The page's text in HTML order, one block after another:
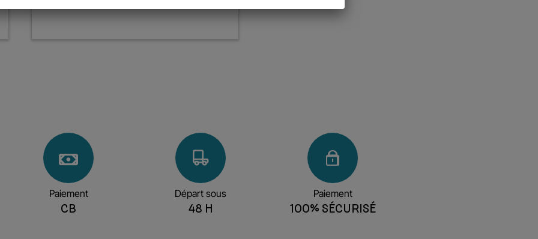
Paiement
CB
Départ sous
48 H
Paiement
100% SÉCURISÉ